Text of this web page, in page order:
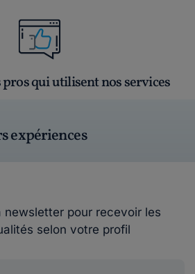
pros qui utilisent nos services
expériences
pour recevoir les
selon votre profil